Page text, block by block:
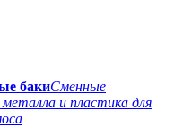
бакиСменные
и пластика для